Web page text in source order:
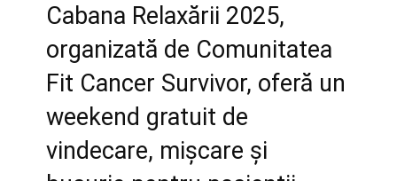
Cabana Relaxării 2025,
organizată de Comunitatea
Fit Cancer Survivor, oferă un
weekend gratuit de
vindecare, mișcare și